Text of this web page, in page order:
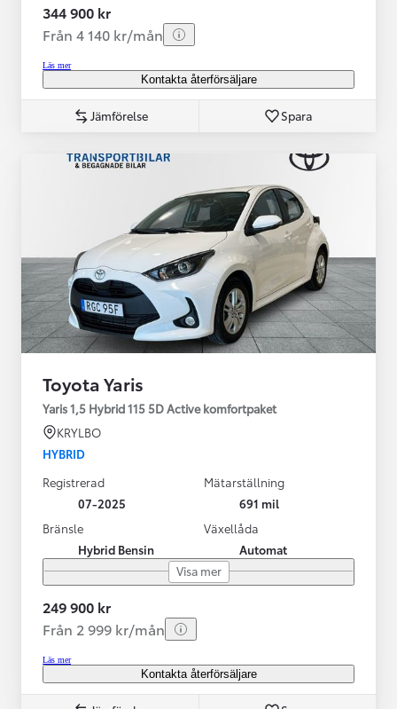
344 900 kr
Från 4 140 kr/mån
Läs mer
Kontakta återförsäljare
Jämförelse Spara
Toyota Yaris
Yaris 1,5 Hybrid 115 5D Active komfortpaket
KRYLBO
HYBRID
Registrerad
07-2025
Mätarställning
691 mil
Bränsle
Hybrid Bensin
Växellåda
Automat
Visa mer
249 900 kr
Från 2 999 kr/mån
Läs mer
Kontakta återförsäljare